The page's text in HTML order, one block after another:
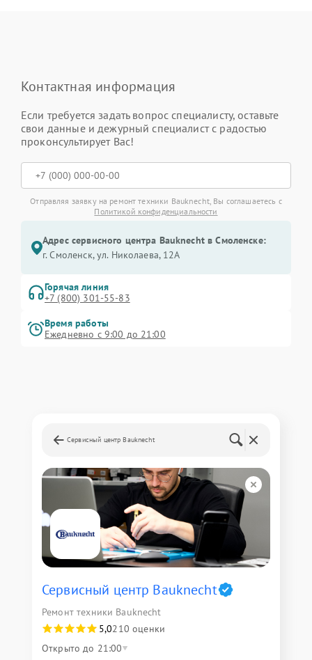
Контактная информация
Если требуется задать вопрос специалисту, оставьте
свои данные и дежурный специалист с радостью
проконсультирует Вас!
Отправляя заявку на ремонт техники Bauknecht, Вы соглашаетесь с
Политикой конфиденциальности
Адрес сервисного центра Bauknecht в Смоленске:
г. Смоленск, ул. Николаева, 12А
Горячая линия
+7 (800) 301-55-83
Время работы
Ежедневно с 9:00 до 21:00
Сервисный центр Bauknecht
Сервисный центр Bauknecht
Ремонт техники Bauknecht
5,0210 оценки
Открыто до 21:00